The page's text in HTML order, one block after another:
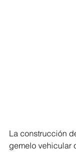
La construcción
gemelo vehicular